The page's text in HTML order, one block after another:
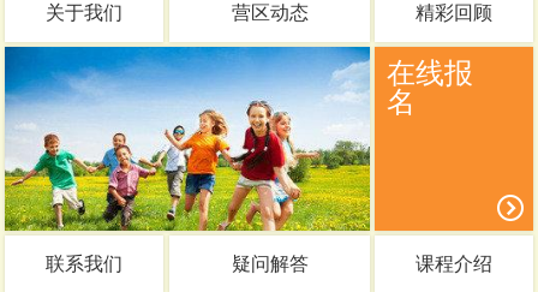
关于我们 营区动态 精彩回顾
在线报
名
联系我们 疑问解答 课程介绍